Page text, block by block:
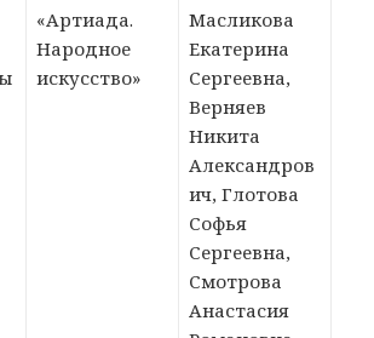
«Артиада.
Народное
искусство»
Масликова
Екатерина
Сергеевна,
Верняев
Никита
Александров
ич, Глотова
Софья
Сергеевна,
Смотрова
Анастасия